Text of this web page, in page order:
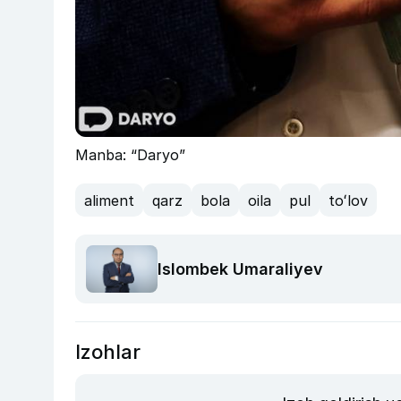
Manba: “Daryo”
aliment qarz bola oila pul toʻlov
Islombek Umaraliyev
Izohlar